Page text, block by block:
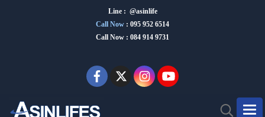
Line : @asinlife
Call Now : 095 952 6514
Call Now : 084 914 9731